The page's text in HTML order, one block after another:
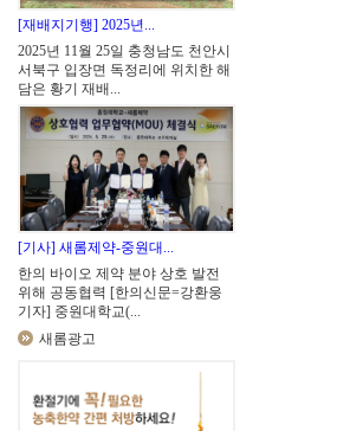
[재배지기행] 2025년...
2025년 11월 25일 충청남도 천안시
서북구 입장면 독정리에 위치한 해
담은 황기 재배...
[기사] 새롬제약-중원대...
한의 바이오 제약 분야 상호 발전
위해 공동협력 [한의신문=강환웅
기자] 중원대학교(...
새롬광고